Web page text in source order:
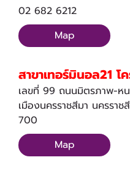
02 682 6212
Map
สาขาเทอร์มินอล21 โ
เลขที่ 99 ถนนมิตรภาพ-ห
เมืองนครราชสีมา นครรา
700
Map